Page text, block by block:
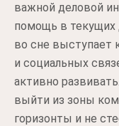
важной деловой
помощь в текущих
во сне выступает
и социальных
активно
выйти из зоны
горизонты и не